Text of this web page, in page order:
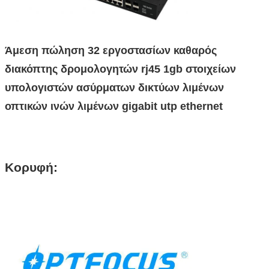
Άμεση πώληση 32 εργοστασίων καθαρός
διακόπτης δρομολογητών rj45 1gb στοιχείων
υπολογιστών ασύρματων δικτύων λιμένων
οπτικών ινών λιμένων gigabit utp ethernet
Κορυφή: